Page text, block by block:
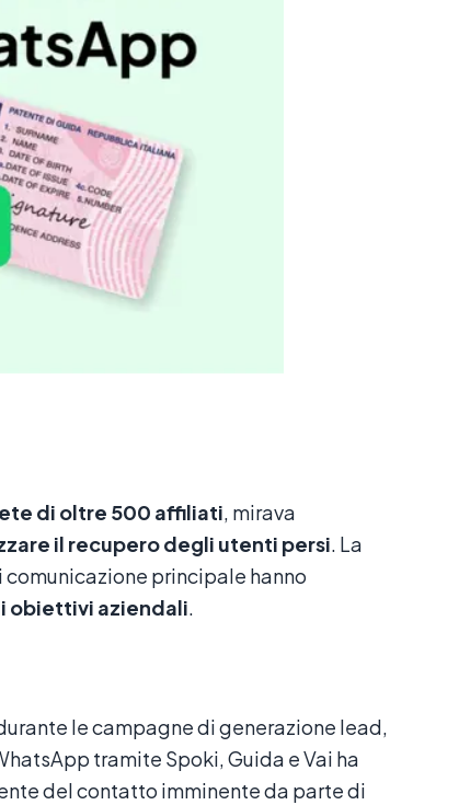
di oltre 500 affiliati, mirava
il recupero degli utenti persi. La
principale hanno
obiettivi aziendali.
le campagne di generazione lead,
tramite Spoki, Guida e Vai ha
del contatto imminente da parte di